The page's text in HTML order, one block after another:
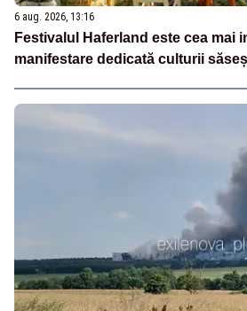
6 aug. 2026, 13:16
Festivalul Haferland este cea mai
manifestare dedicată culturii